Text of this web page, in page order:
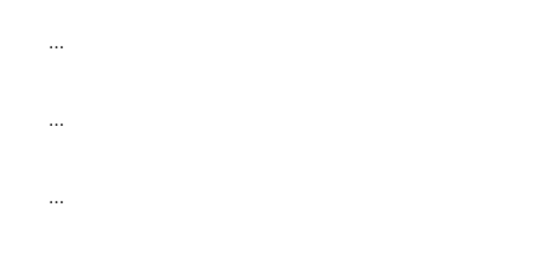
…
…
…